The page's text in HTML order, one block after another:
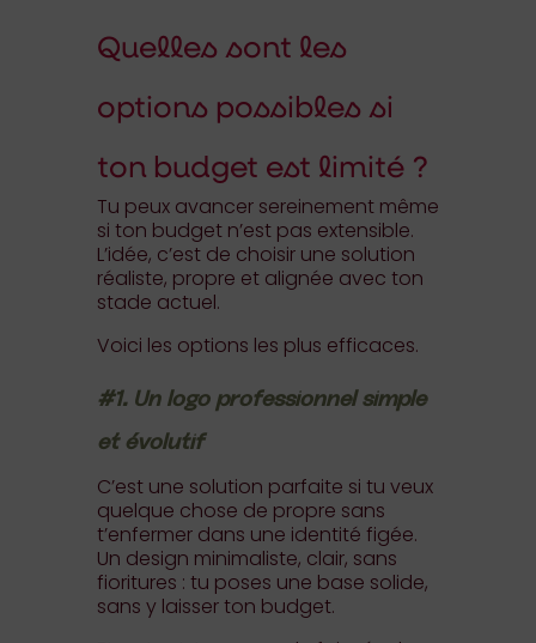
Quelles sont les
options possibles si
ton budget est limité ?
Tu peux avancer sereinement même
si ton budget n’est pas extensible.
L’idée, c’est de choisir une solution
réaliste, propre et alignée avec ton
stade actuel.
Voici les options les plus efficaces.
#1. Un logo professionnel simple
et évolutif
C’est une solution parfaite si tu veux
quelque chose de propre sans
t’enfermer dans une identité figée.
Un design minimaliste, clair, sans
fioritures : tu poses une base solide,
sans y laisser ton budget.